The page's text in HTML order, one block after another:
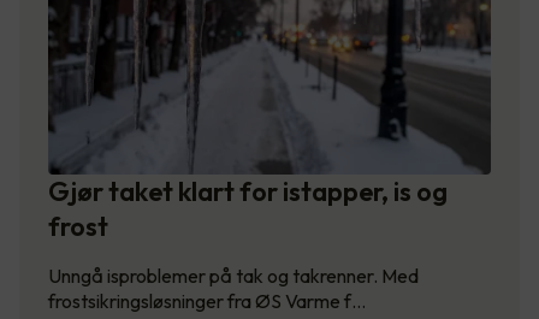
Gjør taket klart for istapper, is og
frost
Unngå isproblemer på tak og takrenner. Med
frostsikringsløsninger fra ØS Varme f…